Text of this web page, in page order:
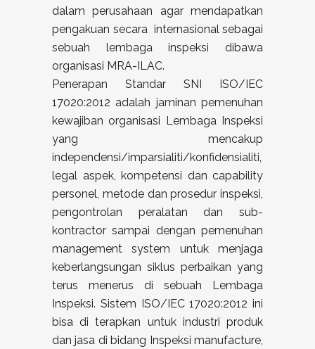
dalam perusahaan agar mendapatkan
pengakuan secara internasional sebagai
sebuah lembaga inspeksi dibawa
organisasi MRA-ILAC.
Penerapan Standar SNI ISO/IEC
17020:2012 adalah jaminan pemenuhan
kewajiban organisasi Lembaga Inspeksi
yang mencakup
independensi/imparsialiti/konfidensialiti,
legal aspek, kompetensi dan capability
personel, metode dan prosedur inspeksi,
pengontrolan peralatan dan sub-
kontractor sampai dengan pemenuhan
management system untuk menjaga
keberlangsungan siklus perbaikan yang
terus menerus di sebuah Lembaga
Inspeksi. Sistem ISO/IEC 17020:2012 ini
bisa di terapkan untuk industri produk
dan jasa di bidang Inspeksi manufacture,